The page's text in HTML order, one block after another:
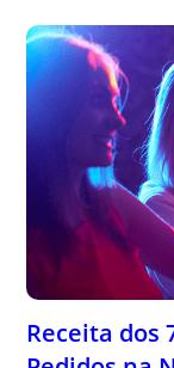
Receita dos